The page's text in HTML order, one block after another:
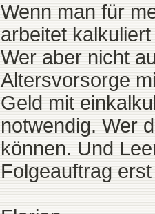
Wenn man für
arbeitet
Wer aber nicht
Altersvorsorge
Geld mit
notwendig. Wer
können. Und
Folgeauftrag